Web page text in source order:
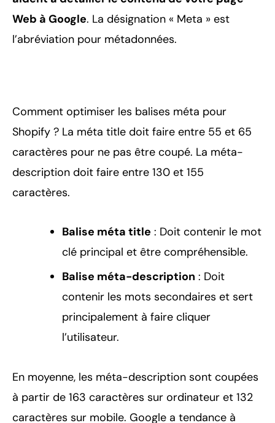
Web à Google. La désignation « Meta » est
l’abréviation pour métadonnées.
Comment optimiser les balises méta pour
Shopify ? La méta title doit faire entre 55 et 65
caractères pour ne pas être coupé. La méta-
description doit faire entre 130 et 155
caractères.
Balise méta title : Doit contenir le mot
clé principal et être compréhensible.
Balise méta-description : Doit
contenir les mots secondaires et sert
principalement à faire cliquer
l’utilisateur.
En moyenne, les méta-description sont coupées
à partir de 163 caractères sur ordinateur et 132
caractères sur mobile. Google a tendance à